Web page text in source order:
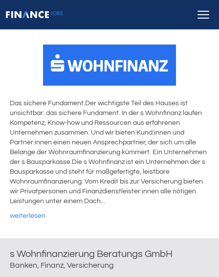
Das sichere Fundament.Der wichtigste Teil des Hauses ist
unsichtbar: das sichere Fundament. In der s Wohnfinanz laufen
Kompetenz, Know-how und Ressourcen aus erfahrenen
Unternehmen zusammen. Und wir bieten Kund:innen und
Partner:innen einen neuen Ansprechpartner, der sich um alle
Belange der Wohnraumfinanzierung kümmert. Ein Unternehmen
der s Bausparkasse.Die s Wohnfinanz ist ein Unternehmen der s
Bausparkasse und steht für maßgefertigte, leistbare
Wohnraumfinanzierung. Vom Kredit bis zur Versicherung bieten
wir Privatpersonen und Finanzdienstleister:innen alle nötigen
Leistungen unter einem Dach...
weiterlesen
s Wohnfinanzierung Beratungs GmbH
Banken, Finanz, Versicherung